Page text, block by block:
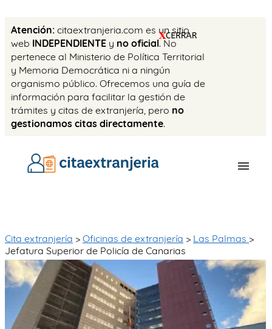
Atención: citaextranjeria.com es un sitio
web INDEPENDIENTE y no oficial. No
pertenece al Ministerio de Política Territorial
y Memoria Democrática ni a ningún
organismo público. Ofrecemos una guía de
información para facilitar la gestión de
trámites y citas de extranjería, pero no
gestionamos citas directamente.
TASAS
TRÁMITES
OK
Cita extranjería > Oficinas de extranjería > Las Palmas >
Jefatura Superior de Policía de Canarias